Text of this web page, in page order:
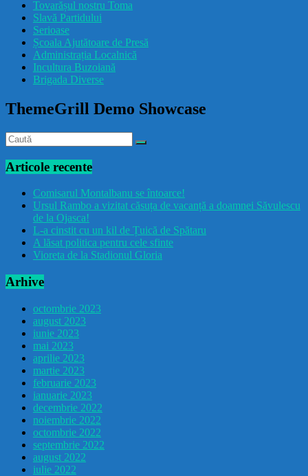
drăcușorulbuzoian
Tovarășul nostru Toma
Slavă Partidului
Serioase
Școala Ajutătoare de Presă
Administrația Localnică
Incultura Buzoiană
Brigada Diverse
ThemeGrill Demo Showcase
Articole recente
Comisarul Montalbanu se întoarce!
Ursul Rambo a vizitat căsuța de vacanță a doamnei Săvulescu
de la Ojasca!
L-a cinstit cu un kil de Țuică de Spătaru
A lăsat politica pentru cele sfinte
Vioreta de la Stadionul Gloria
Arhive
octombrie 2023
august 2023
iunie 2023
mai 2023
aprilie 2023
martie 2023
februarie 2023
ianuarie 2023
decembrie 2022
noiembrie 2022
octombrie 2022
septembrie 2022
august 2022
iulie 2022